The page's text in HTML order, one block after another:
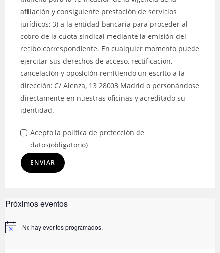
afiliación y consiguiente prestación de servicios
jurídicos; 3) a la entidad bancaria para proceder al
cobro de la cuota sindical mediante la emisión del
recibo correspondiente. En cualquier momento puede
ejercitar sus derechos de acceso, rectificación,
cancelación y oposición remitiendo un escrito a la
dirección: C/ Alenza, 13 28003 Madrid o personándose
directamente en nuestras oficinas y acreditado su
identidad.
Acepto la política de protección de
datos(obligatorio)
ENVIAR
Próximos eventos
A
No hay eventos programados.